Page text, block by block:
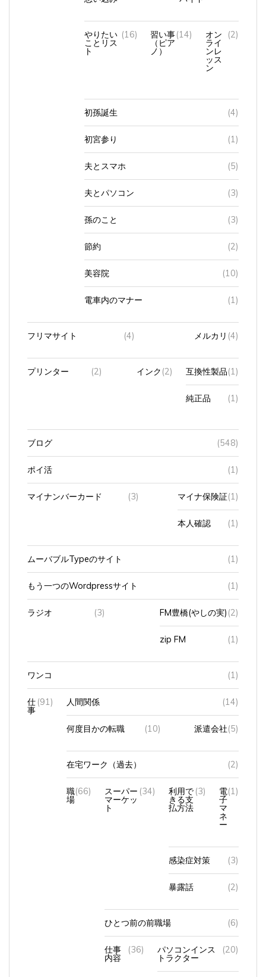
やりたい
ことリス
ト
(16) 習い事
（ピア
ノ）
(14) オン
ライ
ンレ
ッス
ン
(2)
初孫誕生 (4)
初宮参り (1)
夫とスマホ (5)
夫とパソコン (3)
孫のこと (3)
節約 (2)
美容院 (10)
電車内のマナー (1)
フリマサイト (4) メルカリ (4)
プリンター (2) インク (2) 互換性製品 (1)
純正品 (1)
ブログ (548)
ポイ活 (1)
マイナンバーカード (3) マイナ保険証(1)
本人確認 (1)
ムーバブルTypeのサイト (1)
もう一つのWordpressサイト (1)
ラジオ (3) FM豊橋(やしの実) (2)
zip FM (1)
ワンコ (1)
仕
事
(91) 人間関係 (14)
何度目かの転職 (10) 派遣会社 (5)
在宅ワーク（過去） (2)
職
場
(66) スーパー
マーケッ
ト
(34) 利用で
きる支
払方法
(3) 電
子
マ
ネ
ー
(1)
感染症対策 (3)
暴露話 (2)
ひとつ前の前職場 (6)
仕事
内容
(36) パソコンインス
トラクター
(20)